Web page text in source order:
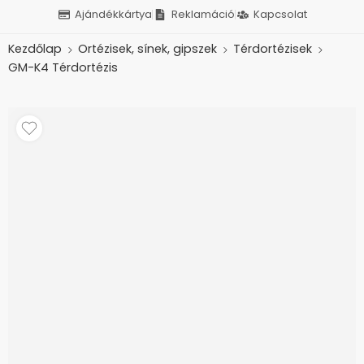
Ajándékkártya Reklamáció Kapcsolat
Kezdőlap Ortézisek, sínek, gipszek
Térdortézisek
GM-K4 Térdortézis